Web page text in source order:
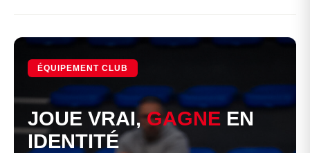
ÉQUIPEMENT CLUB
JOUE VRAI,GAGNE EN
IDENTITÉ